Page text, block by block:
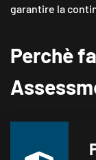
garantire la
Perchè